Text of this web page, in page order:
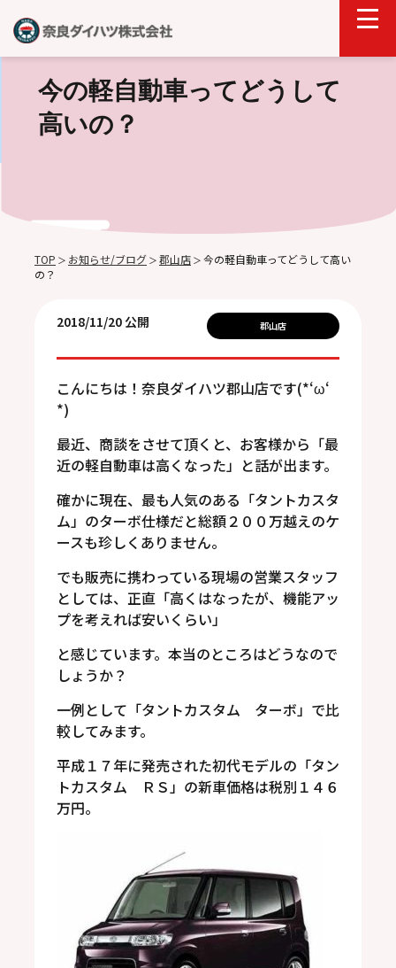
今の軽自動車ってどうして
高いの？
TOP ＞ お知らせ/ブログ ＞ 郡山店 ＞ 今の軽自動車ってどうして高い
の？
2018/11/20 公開 郡山店
こんにちは！奈良ダイハツ郡山店です(*‘ω‘
*)
最近、商談をさせて頂くと、お客様から「最
近の軽自動車は高くなった」と話が出ます。
確かに現在、最も人気のある「タントカスタ
ム」のターボ仕様だと総額２００万越えのケ
ースも珍しくありません。
でも販売に携わっている現場の営業スタッフ
としては、正直「高くはなったが、機能アッ
プを考えれば安いくらい」
と感じています。本当のところはどうなので
しょうか？
一例として「タントカスタム ターボ」で比
較してみます。
平成１７年に発売された初代モデルの「タン
トカスタム ＲＳ」の新車価格は税別１４６
万円。